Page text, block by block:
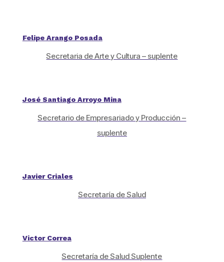
Felipe Arango Posada
Secretaria de Arte y Cultura – suplente
José Santiago Arroyo Mina
Secretario de Empresariado y Producción –
suplente
Javier Criales
Secretaría de Salud
Victor Correa
Secretaría de Salud Suplente